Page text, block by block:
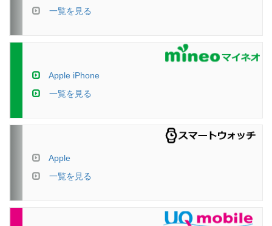
一覧を見る
Apple iPhone
一覧を見る
Apple
一覧を見る